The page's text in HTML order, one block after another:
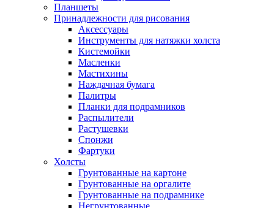
Планшеты
Принадлежности для рисования
Аксессуары
Инструменты для натяжки холста
Кистемойки
Масленки
Мастихины
Наждачная бумага
Палитры
Планки для подрамников
Распылители
Растушевки
Спонжи
Фартуки
Холсты
Грунтованные на картоне
Грунтованные на оргалите
Грунтованные на подрамнике
Негрунтованные